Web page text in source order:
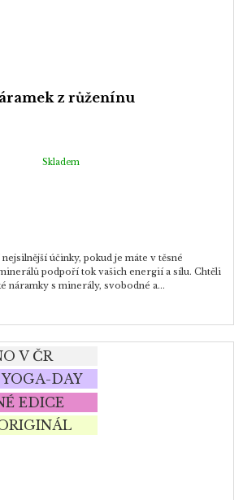
z růženínu
Skladem
účinky, pokud je máte v těsné
podpoří tok vašich energií a sílu. Chtěli
náramky s minerály, svobodné a...
V ČR
DAY
EDICE